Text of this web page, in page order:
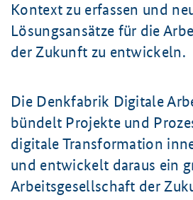
Kontext zu erfassen und
Lösungsansätze für die
der Zukunft zu entwickeln.
Die Denkfabrik Digitale
bündelt Projekte und
digitale Transformation
und entwickelt daraus ein
Arbeitsgesellschaft der